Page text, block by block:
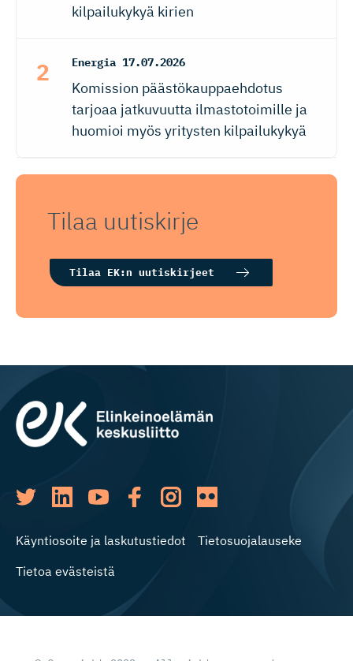
kilpailukykyä kirien
Energia 17.07.2026
Komission päästökauppaehdotus
tarjoaa jatkuvuutta ilmastotoimille ja
huomioi myös yritysten kilpailukykyä
Tilaa uutiskirje
Tilaa EK:n uutiskirjeet
Käyntiosoite ja laskutustiedot
Tietosuojalauseke
Tietoa evästeistä